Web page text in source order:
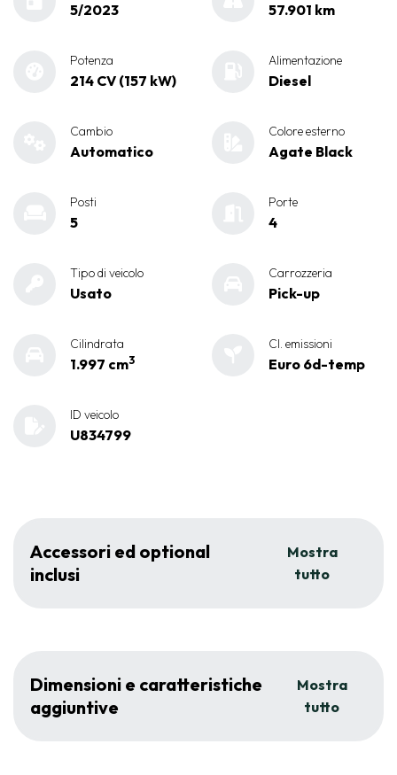
5/2023 57.901 km
Potenza
214 CV (157 kW)
Alimentazione
Diesel
Cambio
Automatico
Colore esterno
Agate Black
Posti
5
Porte
4
Tipo di veicolo
Usato
Carrozzeria
Pick-up
Cilindrata
1.997 cm3
Cl. emissioni
Euro 6d-temp
ID veicolo
U834799
Accessori ed optional
inclusi
Mostra
tutto
Dimensioni e caratteristiche
aggiuntive
Mostra
tutto